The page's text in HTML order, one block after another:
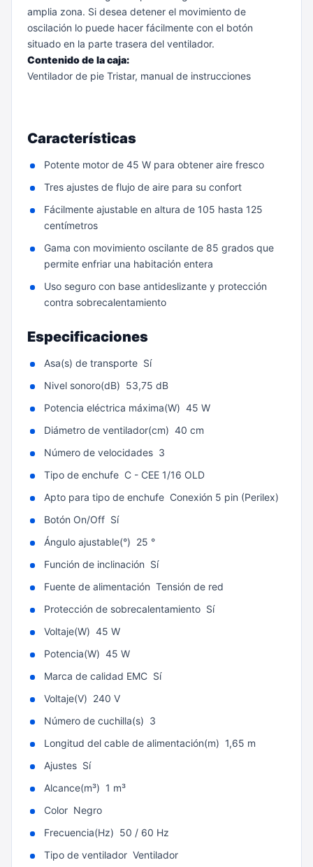
amplia zona. Si desea detener el movimiento de
oscilación lo puede hacer fácilmente con el botón
situado en la parte trasera del ventilador.
Contenido de la caja:
Ventilador de pie Tristar, manual de instrucciones
Características
Potente motor de 45 W para obtener aire fresco
Tres ajustes de flujo de aire para su confort
Fácilmente ajustable en altura de 105 hasta 125
centímetros
Gama con movimiento oscilante de 85 grados que
permite enfriar una habitación entera
Uso seguro con base antideslizante y protección
contra sobrecalentamiento
Especificaciones
Asa(s) de transporte Sí
Nivel sonoro(dB) 53,75 dB
Potencia eléctrica máxima(W) 45 W
Diámetro de ventilador(cm) 40 cm
Número de velocidades 3
Tipo de enchufe C - CEE 1/16 OLD
Apto para tipo de enchufe Conexión 5 pin (Perilex)
Botón On/Off Sí
Ángulo ajustable(°) 25 °
Función de inclinación Sí
Fuente de alimentación Tensión de red
Protección de sobrecalentamiento Sí
Voltaje(W) 45 W
Potencia(W) 45 W
Marca de calidad EMC Sí
Voltaje(V) 240 V
Número de cuchilla(s) 3
Longitud del cable de alimentación(m) 1,65 m
Ajustes Sí
Alcance(m³) 1 m³
Color Negro
Frecuencia(Hz) 50 / 60 Hz
Tipo de ventilador Ventilador